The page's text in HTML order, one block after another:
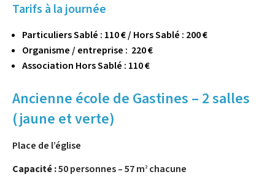
Tarifs à la journée
Particuliers Sablé : 110 € / Hors Sablé : 200 €
Organisme / entreprise : 220 €
Association Hors Sablé : 110 €
Ancienne école de Gastines – 2 salles
(jaune et verte)
Place de l’église
Capacité :50 personnes – 57 m2chacune